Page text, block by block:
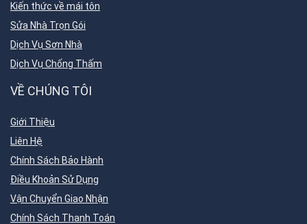
Kiến thức về mái tôn
Sửa Nhà Trọn Gói
Dịch Vụ Sơn Nhà
Dịch Vụ Chống Thấm
VỀ CHÚNG TÔI
Giới Thiệu
Liên Hệ
Chính Sách Bảo Hành
Điều Khoản Sử Dụng
Vận Chuyển Giao Nhận
Chính Sách Thanh Toán